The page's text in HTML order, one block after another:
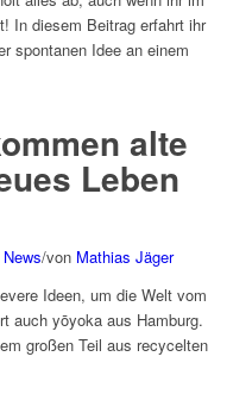
In diesem Beitrag erfahrt ihr
spontanen Idee an einem
alte
Leben
/von Mathias Jäger
Ideen, um die Welt vom
auch yōyoka aus Hamburg.
großen Teil aus recycelten